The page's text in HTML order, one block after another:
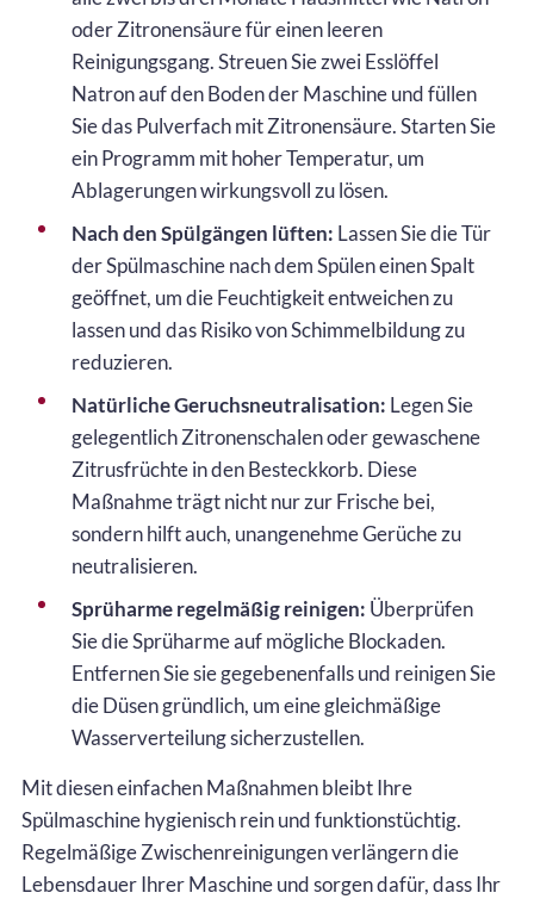
oder Zitronensäure für einen leeren
Reinigungsgang. Streuen Sie zwei Esslöffel
Natron auf den Boden der Maschine und füllen
Sie das Pulverfach mit Zitronensäure. Starten Sie
ein Programm mit hoher Temperatur, um
Ablagerungen wirkungsvoll zu lösen.
Nach den Spülgängen lüften: Lassen Sie die Tür
der Spülmaschine nach dem Spülen einen Spalt
geöffnet, um die Feuchtigkeit entweichen zu
lassen und das Risiko von Schimmelbildung zu
reduzieren.
Natürliche Geruchsneutralisation: Legen Sie
gelegentlich Zitronenschalen oder gewaschene
Zitrusfrüchte in den Besteckkorb. Diese
Maßnahme trägt nicht nur zur Frische bei,
sondern hilft auch, unangenehme Gerüche zu
neutralisieren.
Sprüharme regelmäßig reinigen: Überprüfen
Sie die Sprüharme auf mögliche Blockaden.
Entfernen Sie sie gegebenenfalls und reinigen Sie
die Düsen gründlich, um eine gleichmäßige
Wasserverteilung sicherzustellen.
Mit diesen einfachen Maßnahmen bleibt Ihre
Spülmaschine hygienisch rein und funktionstüchtig.
Regelmäßige Zwischenreinigungen verlängern die
Lebensdauer Ihrer Maschine und sorgen dafür, dass Ihr